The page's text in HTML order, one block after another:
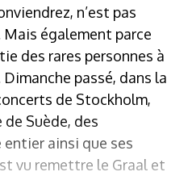
n’est pas
également parce
des rares personnes à
passé, dans la
de Stockholm,
Suède, des
ainsi que ses
vu remettre le Graal et